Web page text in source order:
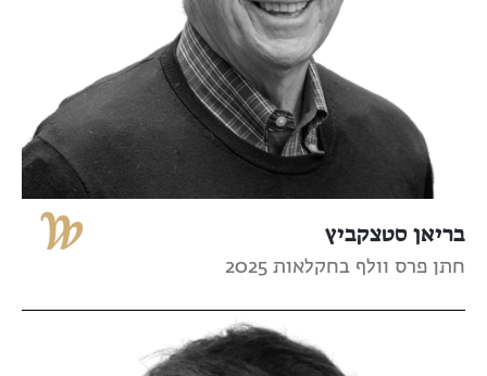
בריאן סטצקביץ
חתן פרס וולף בחקלאות 2025